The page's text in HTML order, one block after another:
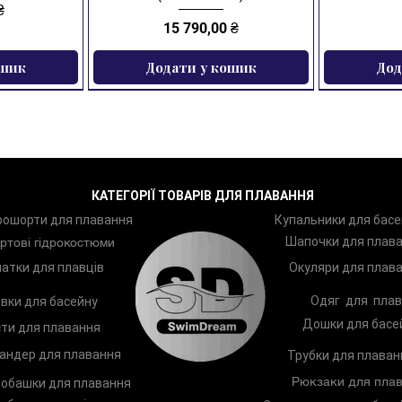
Ціна
15 790,00 ₴
Додати у кошик
КАТЕГОРІЇ ТОВАРІВ ДЛЯ ПЛАВАННЯ
для плавання
гідрокостюми
для плавців
Купальники для
Шапочки для
Окуляри для
для басейну
для плавання
Одяг для
Дошки для
для плавання
для плавання
Трубки для
Рюкзаки для